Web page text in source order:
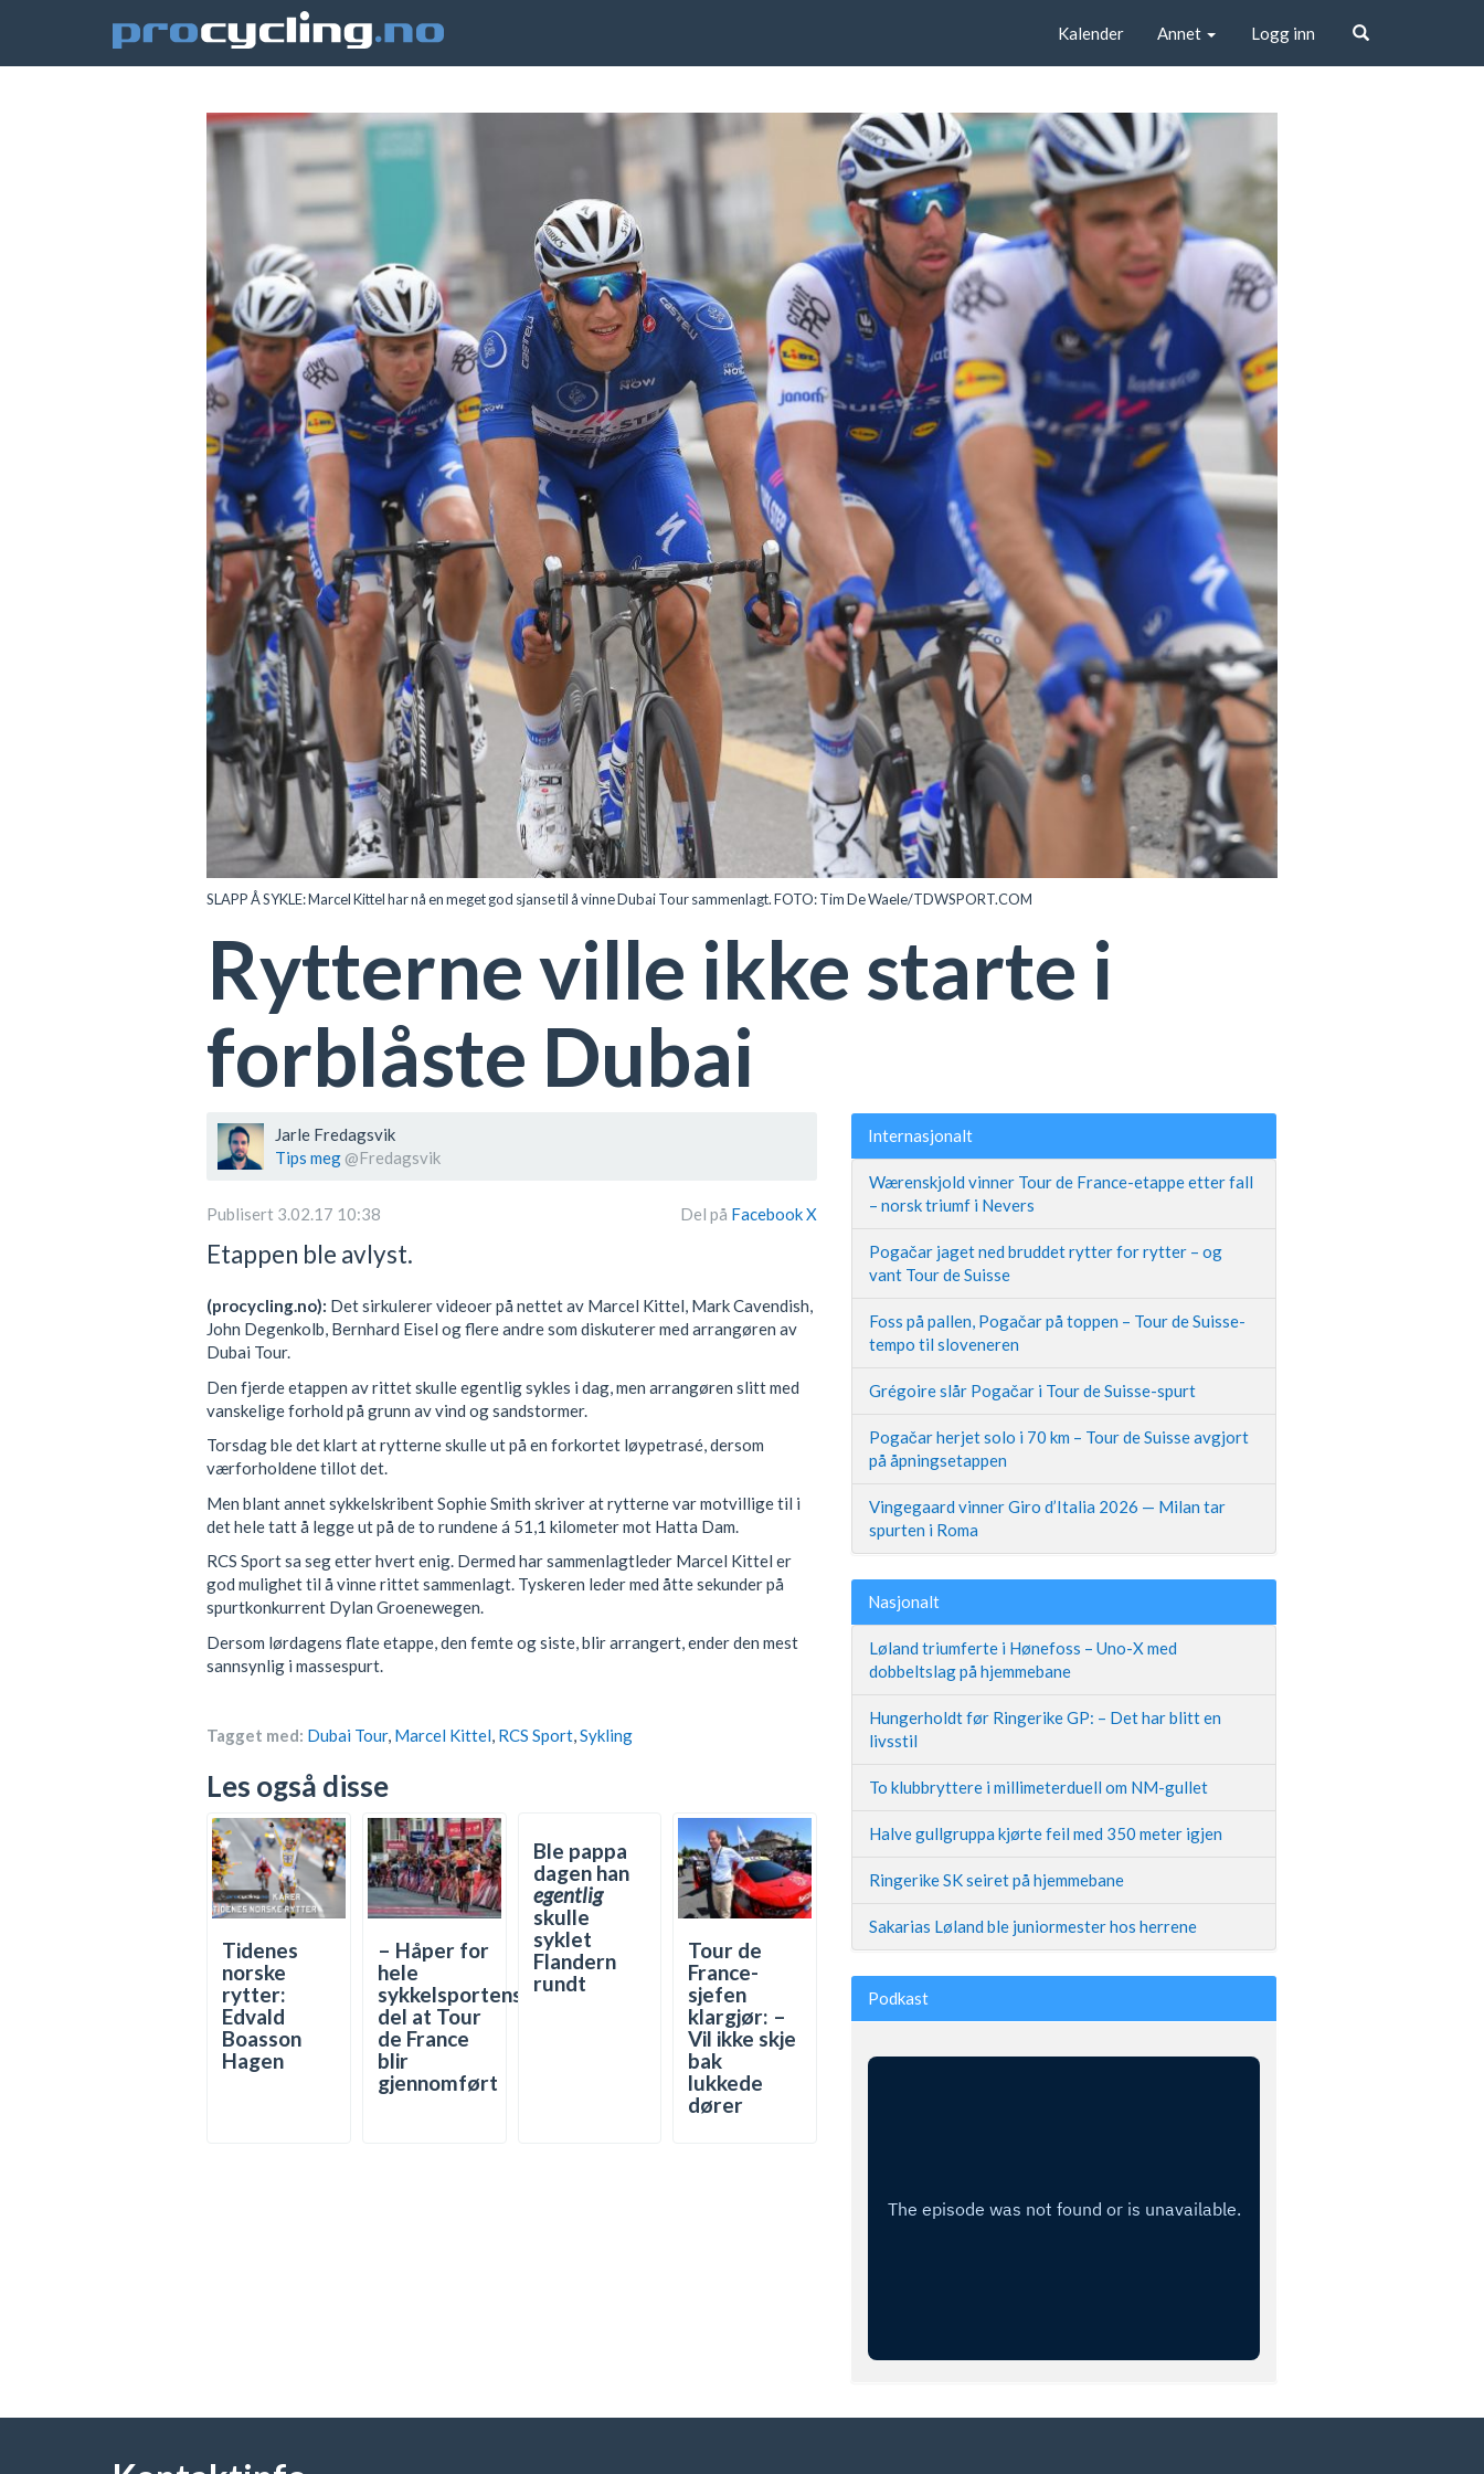
Kalender Annet Logg inn
SLAPP Å SYKLE: Marcel Kittel har nå en meget god sjanse til å vinne Dubai Tour sammenlagt. FOTO: Tim De Waele/TDWSPORT.COM
Rytterne ville ikke starte i
forblåste Dubai
Jarle Fredagsvik
Tips meg @Fredagsvik
Publisert 3.02.17 10:38 Del på FacebookX
Etappen ble avlyst.
(procycling.no): Det sirkulerer videoer på nettet av Marcel Kittel, Mark Cavendish,
John Degenkolb, Bernhard Eisel og flere andre som diskuterer med arrangøren av
Dubai Tour.
Den fjerde etappen av rittet skulle egentlig sykles i dag, men arrangøren slitt med
vanskelige forhold på grunn av vind og sandstormer.
Torsdag ble det klart at rytterne skulle ut på en forkortet løypetrasé, dersom
værforholdene tillot det.
Men blant annet sykkelskribent Sophie Smith skriver at rytterne var motvillige til i
det hele tatt å legge ut på de to rundene á 51,1 kilometer mot Hatta Dam.
RCS Sport sa seg etter hvert enig. Dermed har sammenlagtleder Marcel Kittel er
god mulighet til å vinne rittet sammenlagt. Tyskeren leder med åtte sekunder på
spurtkonkurrent Dylan Groenewegen.
Dersom lørdagens flate etappe, den femte og siste, blir arrangert, ender den mest
sannsynlig i massespurt.
Tagget med: Dubai Tour, Marcel Kittel, RCS Sport,Sykling
Les også disse
Tidenes
norske
rytter:
Edvald
Boasson
Hagen
– Håper for
hele
sykkelsportens
del at Tour
de France
blir
gjennomført
Ble pappa
dagen han
egentlig
skulle
syklet
Flandern
rundt
Tour de
France-
sjefen
klargjør: –
Vil ikke skje
bak
lukkede
dører
Internasjonalt
Wærenskjold vinner Tour de France-etappe etter fall
– norsk triumf i Nevers
Pogačar jaget ned bruddet rytter for rytter – og
vant Tour de Suisse
Foss på pallen, Pogačar på toppen – Tour de Suisse-
tempo til sloveneren
Grégoire slår Pogačar i Tour de Suisse-spurt
Pogačar herjet solo i 70 km – Tour de Suisse avgjort
på åpningsetappen
Vingegaard vinner Giro d’Italia 2026 — Milan tar
spurten i Roma
Nasjonalt
Løland triumferte i Hønefoss – Uno-X med
dobbeltslag på hjemmebane
Hungerholdt før Ringerike GP: – Det har blitt en
livsstil
To klubbryttere i millimeterduell om NM-gullet
Halve gullgruppa kjørte feil med 350 meter igjen
Ringerike SK seiret på hjemmebane
Sakarias Løland ble juniormester hos herrene
Podkast